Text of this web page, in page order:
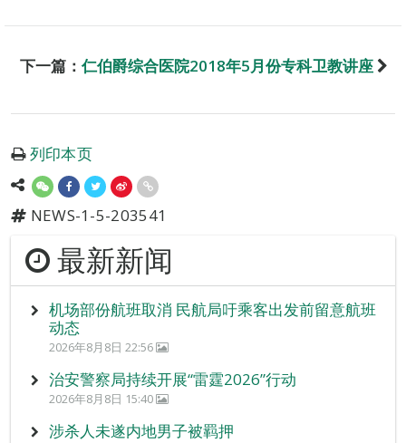
下一篇：仁伯爵综合医院2018年5月份专科卫教讲座
列印本页
NEWS-1-5-203541
最新新闻
机场部份航班取消 民航局吁乘客出发前留意航班
动态
2026年8月8日 22:56
治安警察局持续开展“雷霆2026”行动
2026年8月8日 15:40
涉杀人未遂内地男子被羁押